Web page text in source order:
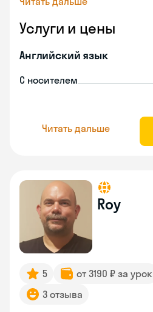
Услуги и цены
Английский язык
С носителем
Читать дальше
Roy
5 от 3190 ₽ за урок
3 отзыва